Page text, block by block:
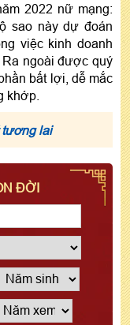
2022 nữ mạng:
sao này dự đoán
việc kinh doanh
ngoài được quý
bất lợi, dễ mắc
khớp.
tương lai
ĐỜI